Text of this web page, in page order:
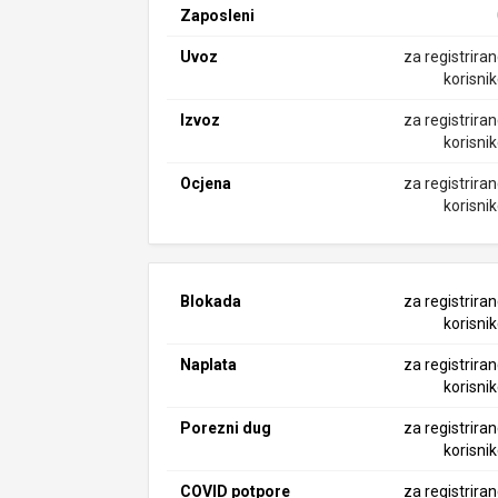
Zaposleni
Uvoz
za
Izvoz
za
Ocjena
za
Blokada
za
Naplata
za
Porezni dug
za
COVID potpore za